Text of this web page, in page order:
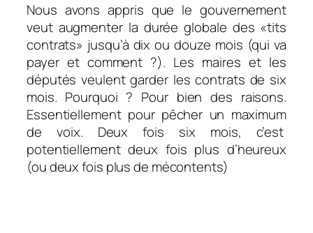
Nous avons appris que le gouvernement
veut augmenter la durée globale des «tits
contrats» jusqu’à dix ou douze mois (qui va
payer et comment ?). Les maires et les
députés veulent garder les contrats de six
mois. Pourquoi ? Pour bien des raisons.
Essentiellement pour pêcher un maximum
de voix. Deux fois six mois, c’est
potentiellement deux fois plus d’heureux
(ou deux fois plus de mécontents)